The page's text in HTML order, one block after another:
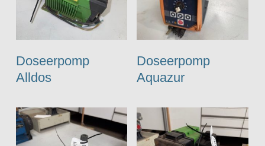
Doseerpomp
Alldos
Doseerpomp
Aquazur